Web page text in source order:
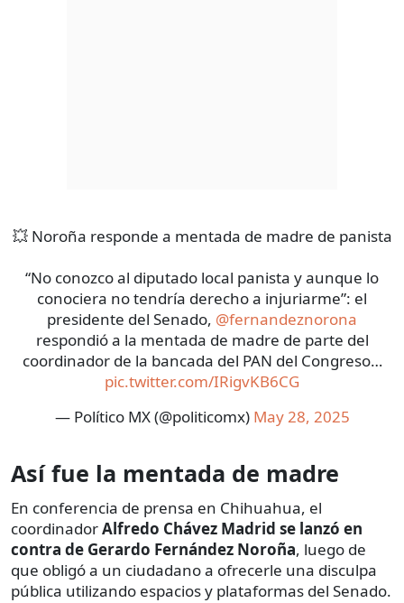
💥 Noroña responde a mentada de madre de panista
“No conozco al diputado local panista y aunque lo
conociera no tendría derecho a injuriarme”: el
presidente del Senado, @fernandeznorona
respondió a la mentada de madre de parte del
coordinador de la bancada del PAN del Congreso…
pic.twitter.com/IRigvKB6CG
— Político MX (@politicomx) May 28, 2025
Así fue la mentada de madre
En conferencia de prensa en Chihuahua, el
coordinadorAlfredo Chávez Madrid se lanzó en
contra de Gerardo Fernández Noroña, luego de
que obligó a un ciudadano a ofrecerle una disculpa
pública utilizando espacios y plataformas del Senado.